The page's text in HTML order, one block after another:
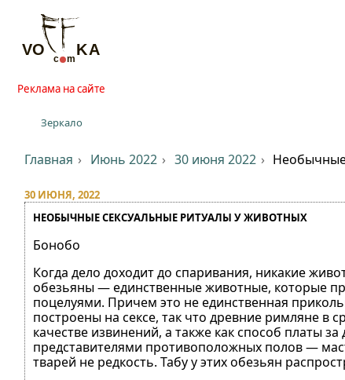
Реклама на сайте
Зеркало
Главная Июнь 2022 30 июня 2022
30 ИЮНЯ, 2022
НЕОБЫЧНЫЕ СЕКСУАЛЬНЫЕ РИТУАЛЫ У ЖИВОТНЫХ
Бонобо
Когда дело доходит до спаривания, никакие
обезьяны — единственные животные, которые
поцелуями. Причем это не единственная
построены на сексе, так что древние римляне в
качестве извинений, а также как способ платы
представителями противоположных полов —
тварей не редкость. Табу у этих обезьян